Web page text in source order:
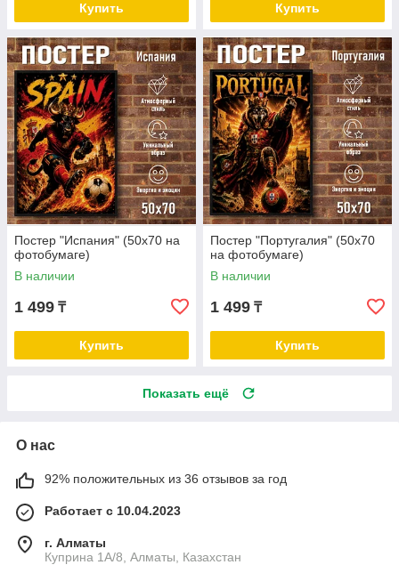
Купить Купить
Постер "Испания" (50х70 на
фотобумаге)
В наличии
1 499 ₸
Купить
Постер "Португалия" (50х70
на фотобумаге)
В наличии
1 499 ₸
Купить
Показать ещё
О нас
92% положительных из 36 отзывов за год
Работает с 10.04.2023
г. Алматы
Куприна 1A/8, Алматы, Казахстан